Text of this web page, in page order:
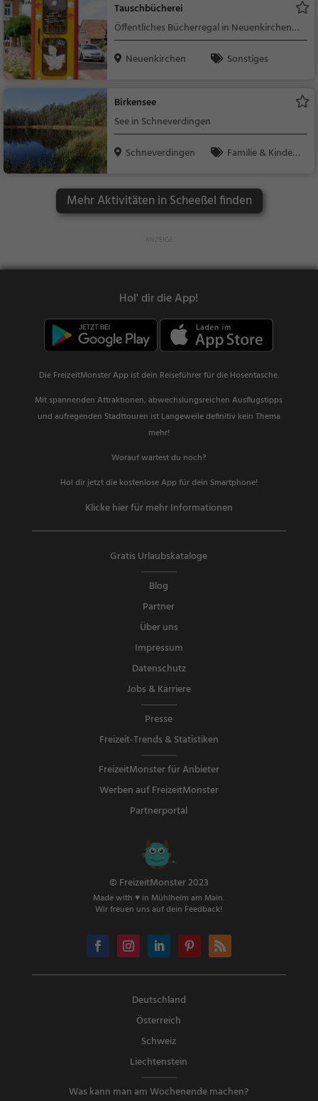
Tauschbücherei
Öffentliches Bücherregal in Neuenkirchen
(Delmsen)
Neuenkirchen
Sonstiges
Birkensee
See in Schneverdingen
Schneverdingen
Familie & Kinder,
Mehr Aktivitäten in Scheeßel finden
Hol' dir die App!
Die FreizeitMonster App ist dein Reiseführer für die Hosentasche.
Mit spannenden Attraktionen, abwechslungsreichen Ausflugstipps
und aufregenden Stadttouren ist Langeweile definitiv kein Thema
mehr!
Worauf wartest du noch?
Hol dir jetzt die kostenlose App für dein Smartphone!
Klicke hier für mehr Informationen
Gratis Urlaubskataloge
Blog
Partner
Über uns
Impressum
Datenschutz
Jobs & Karriere
Presse
Freizeit-Trends & Statistiken
FreizeitMonster für Anbieter
Werben auf FreizeitMonster
Partnerportal
© FreizeitMonster 2023
Made with ♥ in Mühlheim am Main.
Wir freuen uns auf dein Feedback!
Deutschland
Österreich
Schweiz
Liechtenstein
Was kann man am Wochenende machen?